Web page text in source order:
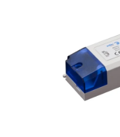
SAMSUNG SVIETIDLÁ
SOLÁRNE SYSTÉMY